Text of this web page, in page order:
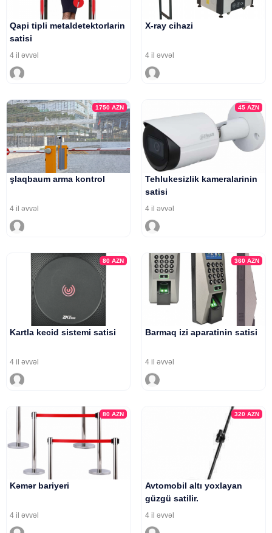
Qapi tipli metaldetektorlarin
satisi
4 il əvvəl
X-ray cihazi
4 il əvvəl
1750AZN
şlaqbaum arma kontrol
4 il əvvəl
45 AZN
Tehlukesizlik kameralarinin
satisi
4 il əvvəl
80AZN
Kartla kecid sistemi satisi
4 il əvvəl
360 AZN
Barmaq izi aparatinin satisi
4 il əvvəl
80AZN
Kəmər bariyeri
4 il əvvəl
320 AZN
Avtomobil altı yoxlayan
güzgü satilir.
4 il əvvəl